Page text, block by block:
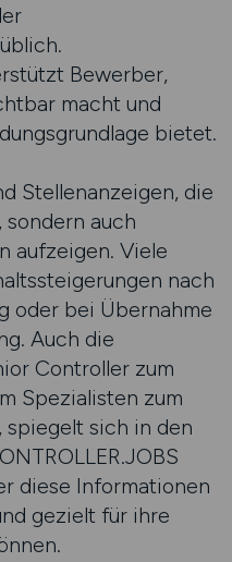
Bewerber,
macht und
bietet.
Stellenanzeigen, die
auch
aufzeigen. Viele
nach
oder bei Übernahme
Auch die
Controller zum
Spezialisten zum
spiegelt sich in den
diese Informationen
gezielt für ihre